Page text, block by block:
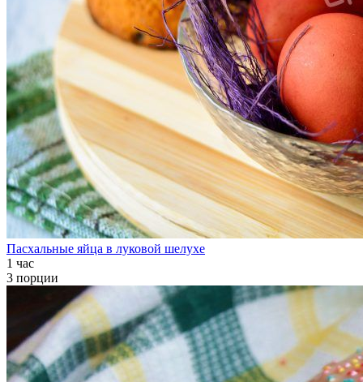
Пасхальные яйца в луковой шелухе
1 час
3 порции